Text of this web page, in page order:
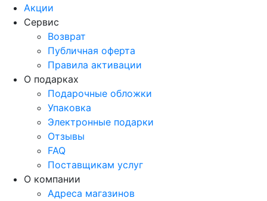
Акции
Сервис
Возврат
Публичная оферта
Правила активации
О подарках
Подарочные обложки
Упаковка
Электронные подарки
Отзывы
FAQ
Поставщикам услуг
О компании
Адреса магазинов